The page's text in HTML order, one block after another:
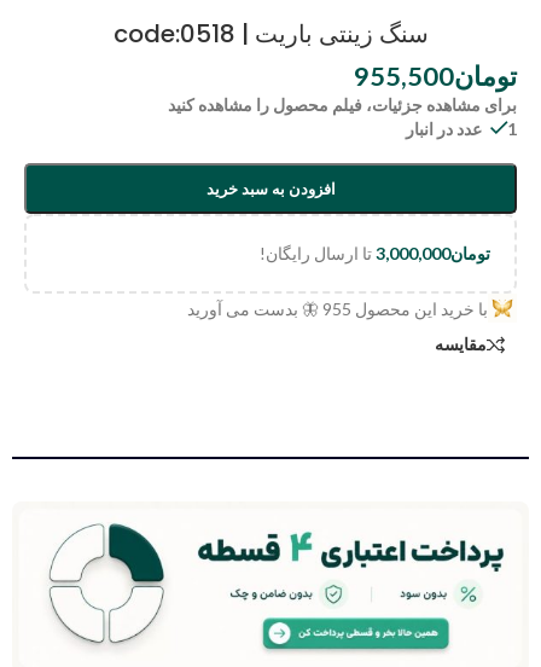
سنگ زینتی باریت | code:0518
تومان955,500
برای مشاهده جزئیات، فیلم محصول را مشاهده کنید
1 عدد در انبار
افزودن به سبد خرید
تومان3,000,000تا ارسال رایگان!
با خرید این محصول 955 🦋 بدست می آورید
مقایسه